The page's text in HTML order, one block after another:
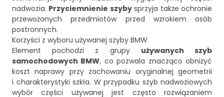
nadwozia. Przyciemnienie szybysprzyja także ochronie
przewożonych przedmiotów przed wzrokiem osób
postronnych.
Korzyści z wyboru używanej szyby BMW
Element pochodzi z grupy używanych szyb
samochodowych BMW, co pozwala znacząco obniżyć
koszt naprawy przy zachowaniu oryginalnej geometrii
i charakterystyki szkła. W przypadku szyb nadwoziowych
wybór części używanej jest często rozwiązaniem